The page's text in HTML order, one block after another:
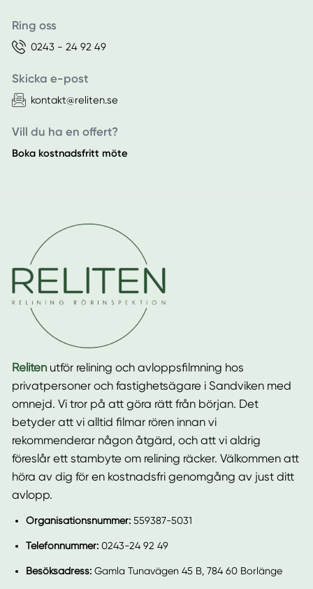
Ring oss
0243 - 24 92 49
Skicka e-post
kontakt@reliten.se
Vill du ha en offert?
Boka kostnadsfritt möte
Relitenutför relining och avloppsfilmning hos
privatpersoner och fastighetsägare i Sandviken med
omnejd. Vi tror på att göra rätt från början. Det
betyder att vi alltid filmar rören innan vi
rekommenderar någon åtgärd, och att vi aldrig
föreslår ett stambyte om relining räcker. Välkommen att
höra av dig för en kostnadsfri genomgång av just ditt
avlopp.
Organisationsnummer: 559387-5031
Telefonnummer: 0243-24 92 49
Besöksadress: Gamla Tunavägen 45 B, 784 60 Borlänge